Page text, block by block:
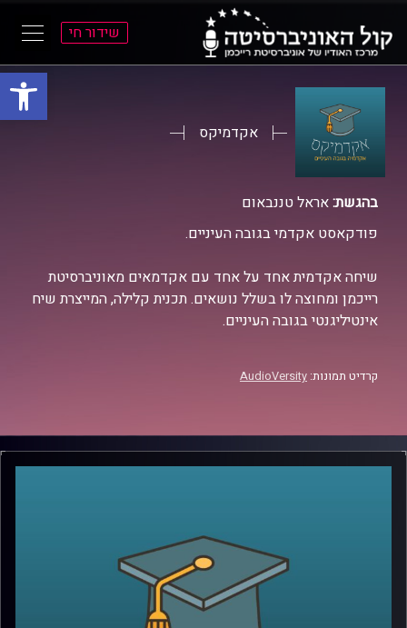
פתח
שידור חי
אקדמיקס
בהגשת:אראל טננבאום
פודקאסט אקדמי בגובה העיניים.
שיחה אקדמית אחד על אחד עם אקדמאים מאוניברסיטת
רייכמן ומחוצה לו בשלל נושאים. תכנית קלילה, המייצרת שיח
אינטיליגנטי בגובה העיניים.
קרדיט תמונות: AudioVersity